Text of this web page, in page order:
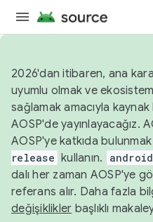
2026'dan itibaren, ana
uyumlu olmak ve ekosistem
sağlamak amacıyla
AOSP'de yayınlayacağız.
AOSP'ye katkıda
release kullanın.
dalı her zaman AOSP'ye
referans alır. Daha fazla
değişiklikler başlıklı